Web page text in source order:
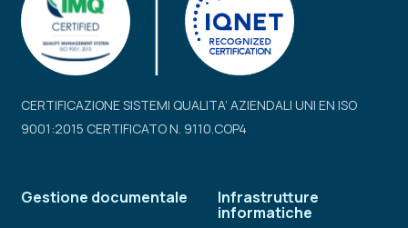
CERTIFICAZIONE SISTEMI QUALITA’ AZIENDALI UNI EN ISO
9001:2015 CERTIFICATO N. 9110.COP4
Gestione documentale Infrastrutture
informatiche